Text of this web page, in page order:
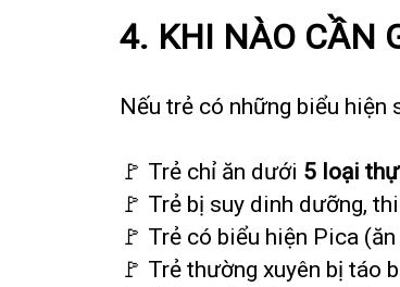
4. KHI NÀO CẦN
Nếu trẻ có những biểu hiện
🚩 Trẻ chỉ ăn dưới 5 loại
🚩 Trẻ bị suy dinh dưỡng,
🚩 Trẻ có biểu hiện Pica
🚩 Trẻ thường xuyên bị táo